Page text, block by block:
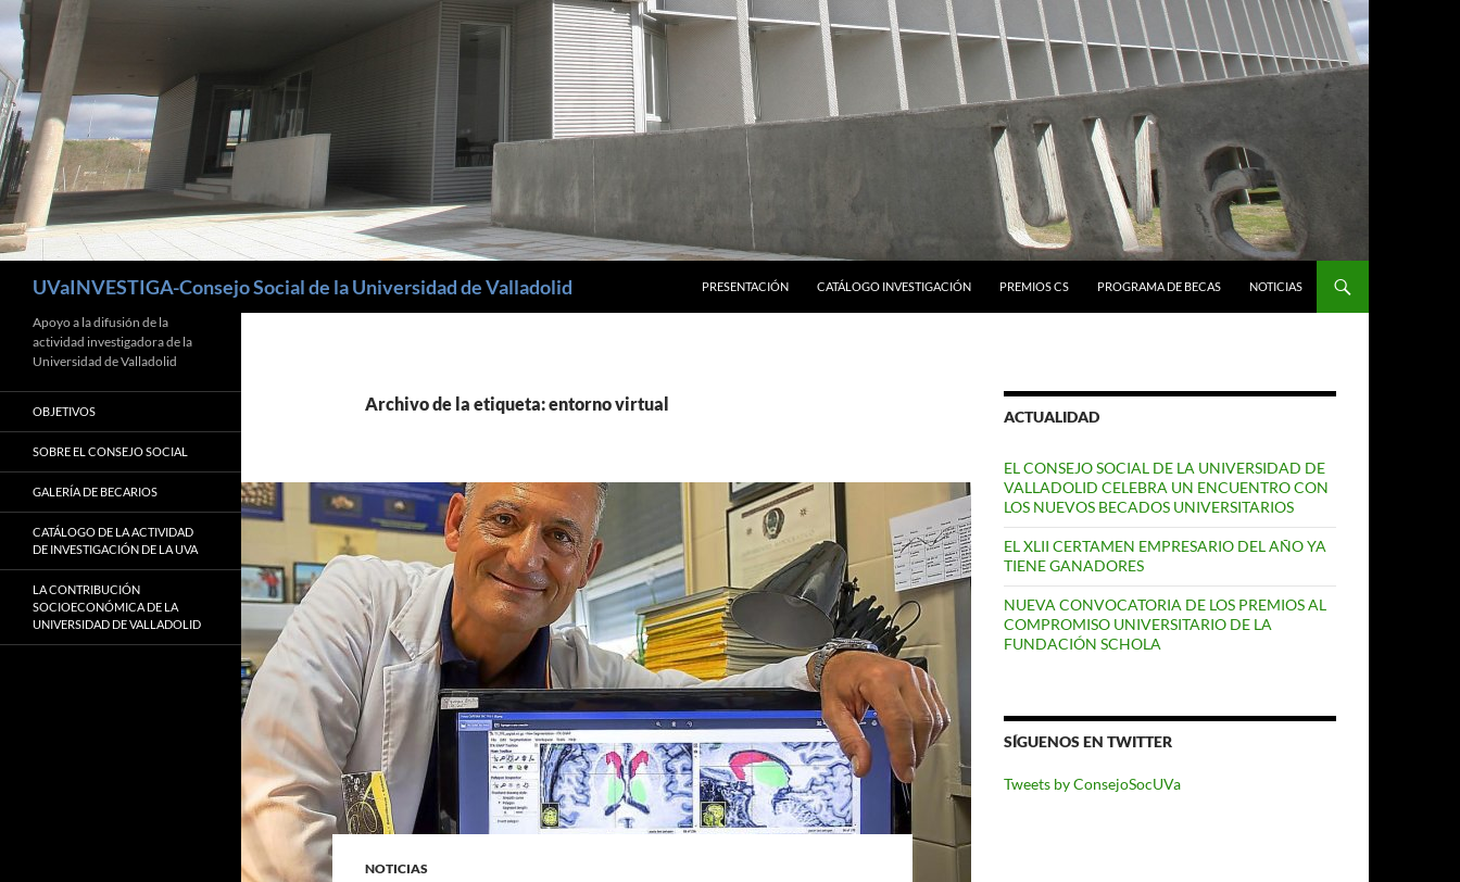
UVaINVESTIGA-Consejo Social de la Universidad de Valladolid
PRESENTACIÓN
CATÁLOGO INVESTIGACIÓN PREMIOS CS PROGRAMA DE BECAS NOTICIAS
Archivo de la etiqueta: entorno virtual
NOTICIAS
ACTUALIDAD
EL CONSEJO SOCIAL DE LA UNIVERSIDAD DE
VALLADOLID CELEBRA UN ENCUENTRO CON
LOS NUEVOS BECADOS UNIVERSITARIOS
EL XLII CERTAMEN EMPRESARIO DEL AÑO YA
TIENE GANADORES
NUEVA CONVOCATORIA DE LOS PREMIOS AL
COMPROMISO UNIVERSITARIO DE LA
FUNDACIÓN SCHOLA
SÍGUENOS EN TWITTER
Tweets by ConsejoSocUVa
Apoyo a la difusión de la
actividad investigadora de la
Universidad de Valladolid
OBJETIVOS
SOBRE EL CONSEJO SOCIAL
GALERÍA DE BECARIOS
CATÁLOGO DE LA ACTIVIDAD
DE INVESTIGACIÓN DE LA UVA
LA CONTRIBUCIÓN
SOCIOECONÓMICA DE LA
UNIVERSIDAD DE VALLADOLID